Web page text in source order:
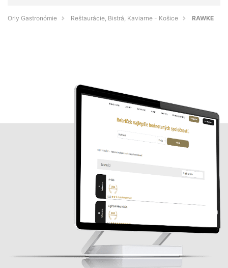
Orly Gastronómie Reštaurácie, Bistrá, Kaviarne - Košice RAWKE